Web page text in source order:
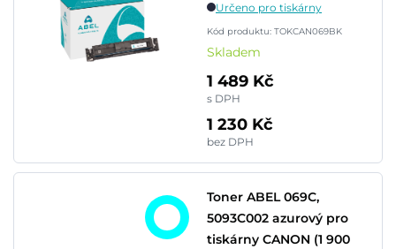
Určeno pro tiskárny
Kód produktu: TOKCAN069BK
Skladem
1 489 Kč
s DPH
1 230 Kč
bez DPH
Toner ABEL 069C,
5093C002 azurový pro
tiskárny CANON (1 900